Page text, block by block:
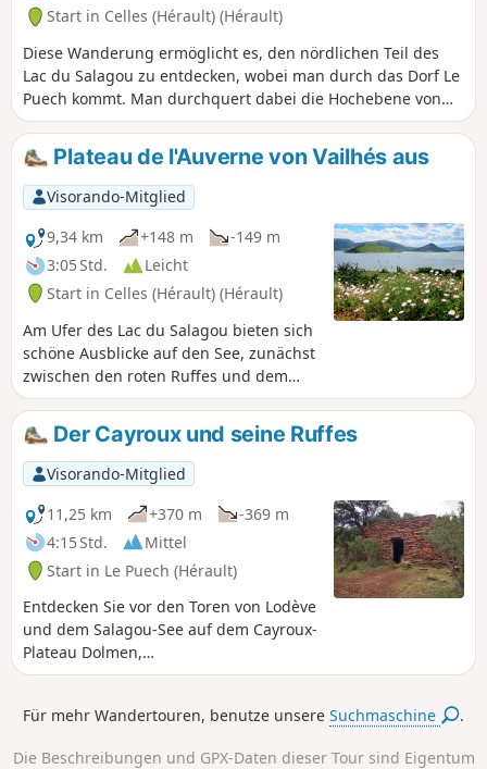
Start in Celles (Hérault) (Hérault)
Diese Wanderung ermöglicht es, den nördlichen Teil des
Lac du Salagou zu entdecken, wobei man durch das Dorf Le
Puech kommt. Man durchquert dabei die Hochebene von
Cayroux und entdeckt das Dorf Celles.
Plateau de l'Auverne von Vailhés aus
Visorando-Mitglied
9,34 km
+148 m
-149 m
3:05 Std.
Leicht
Start in Celles (Hérault) (Hérault)
Am Ufer des Lac du Salagou bieten sich
schöne Ausblicke auf den See, zunächst
zwischen den roten Ruffes und dem
blauen Wasser des Sees, dann vom
Balkon am Rande des Plateaus von
Auverne aus.
Der Cayroux und seine Ruffes
Visorando-Mitglied
11,25 km
+370 m
-369 m
4:15 Std.
Mittel
Start in Le Puech (Hérault)
Entdecken Sie vor den Toren von Lodève
und dem Salagou-See auf dem Cayroux-
Plateau Dolmen,
Trockenmauerunterstände und
aus „Ruffes“, einem erstaunlichen roten
Für mehr Wandertouren, benutze unsereSuchmaschine .
Die Beschreibungen und GPX-Daten dieser Tour sind Eigentum